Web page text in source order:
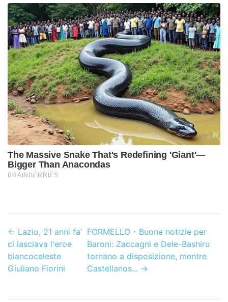
← Lazio, 21 anni fa'
ci lasciava l'eroe
biancoceleste
Giuliano Fiorini
FORMELLO - Buone notizie per
Baroni: Zaccagni e Dele-Bashiru
tornano a disposizione, mentre
Castellanos... →